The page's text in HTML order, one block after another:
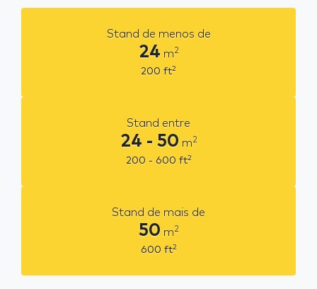
Stand de menos de
24 m2
200 ft2
Stand entre
24 - 50 m2
200 - 600 ft2
Stand de mais de
50 m2
600 ft2